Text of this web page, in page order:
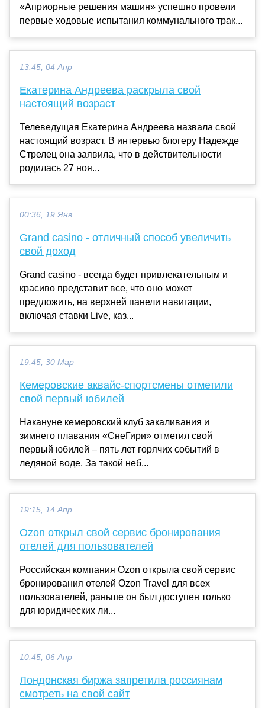
«Априорные решения машин» успешно провели
первые ходовые испытания коммунального трак...
13:45, 04 Апр
Екатерина Андреева раскрыла свой
настоящий возраст
Телеведущая Екатерина Андреева назвала свой
настоящий возраст. В интервью блогеру Надежде
Стрелец она заявила, что в действительности
родилась 27 ноя...
00:36, 19 Янв
Grand casino - отличный способ увеличить
свой доход
Grand casino - всегда будет привлекательным и
красиво представит все, что оно может
предложить, на верхней панели навигации,
включая ставки Live, каз...
19:45, 30 Мар
Кемеровские аквайс-спортсмены отметили
свой первый юбилей
Накануне кемеровский клуб закаливания и
зимнего плавания «СнеГири» отметил свой
первый юбилей – пять лет горячих событий в
ледяной воде. За такой неб...
19:15, 14 Апр
Ozon открыл свой сервис бронирования
отелей для пользователей
Российская компания Ozon открыла свой сервис
бронирования отелей Ozon Travel для всех
пользователей, раньше он был доступен только
для юридических ли...
10:45, 06 Апр
Лондонская биржа запретила россиянам
смотреть на свой сайт